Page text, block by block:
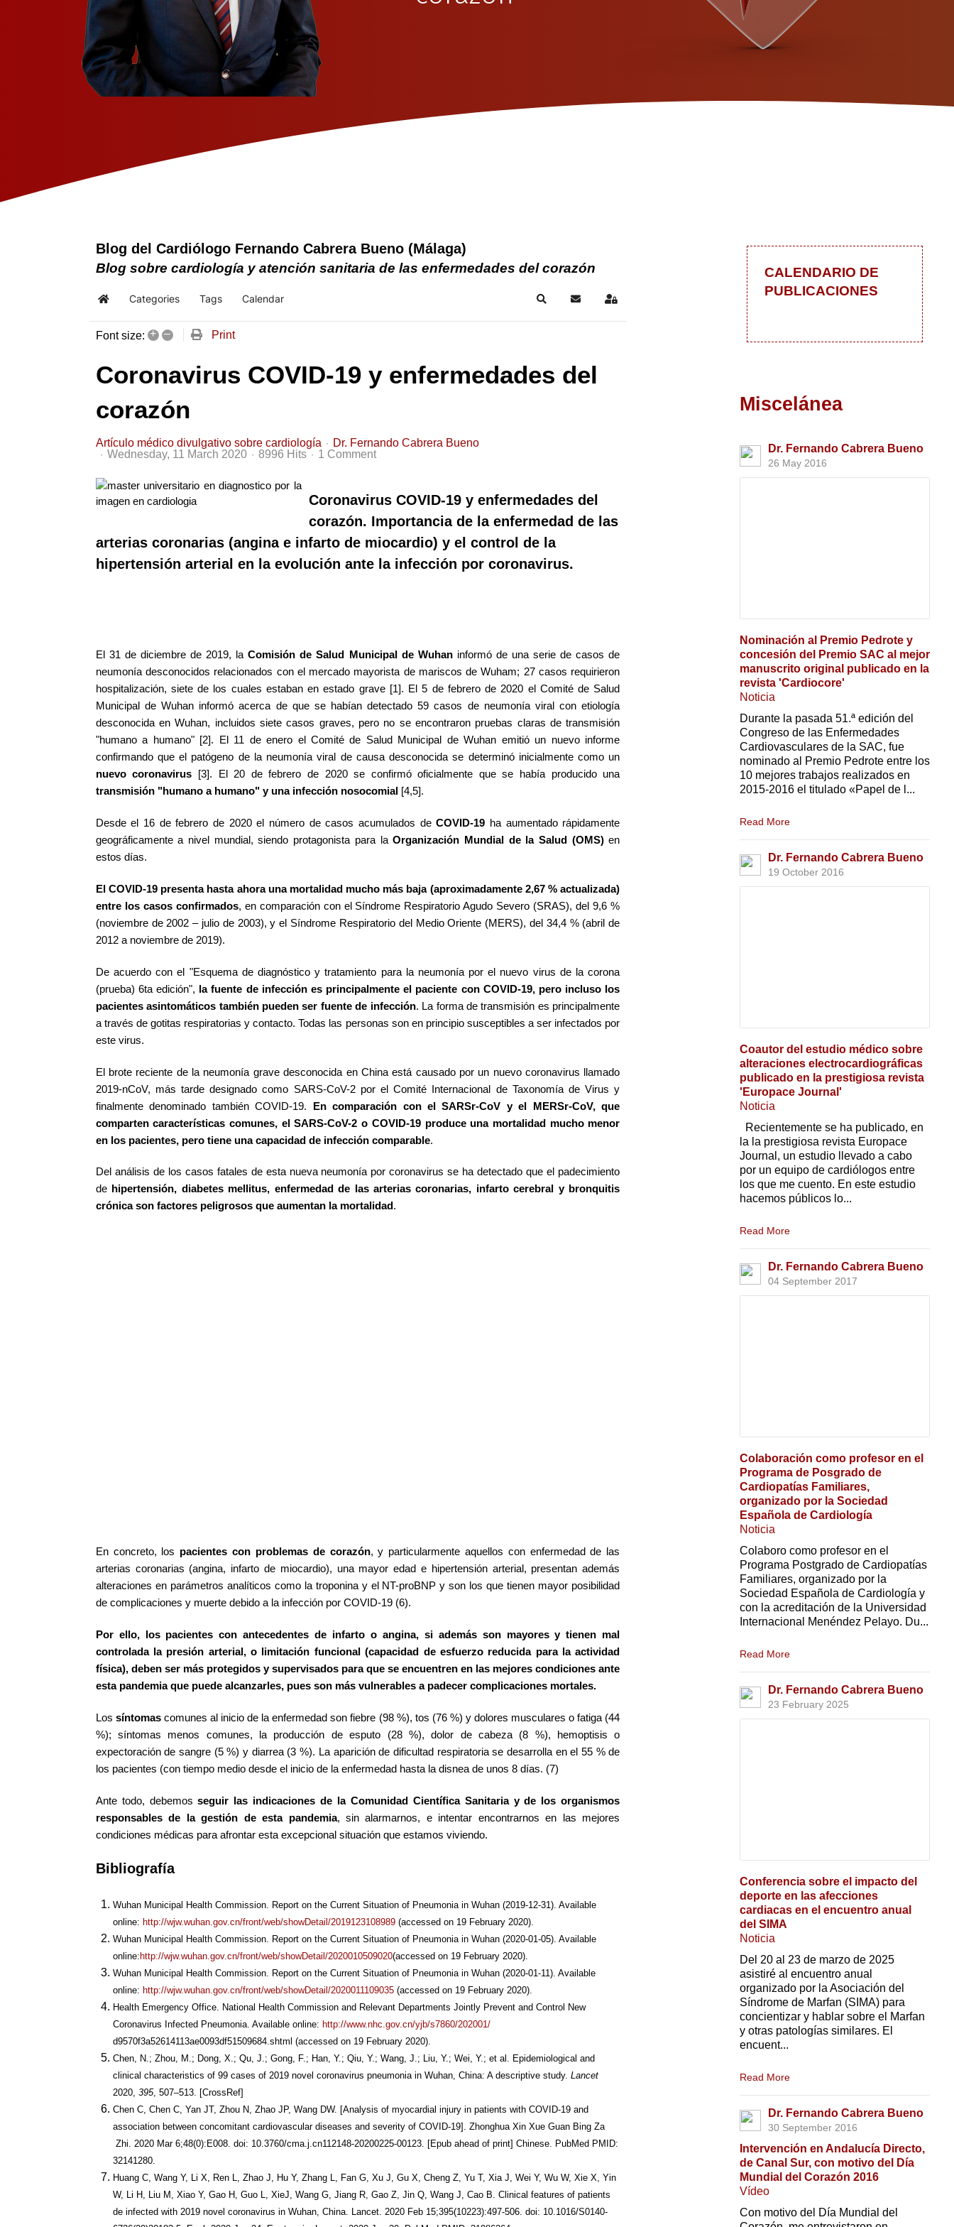
Blog del Cardiólogo Fernando Cabrera Bueno (Málaga)
Blog sobre cardiología y atención sanitaria de las enfermedades del corazón
Home Categories Tags Calendar SearchSubscribe to blog
Sign In
Font size: + – Print
Coronavirus COVID-19 y enfermedades del
corazón
Artículo médico divulgativo sobre cardiología
Dr. Fernando Cabrera Bueno
Wednesday, 11 March 2020
8996 Hits 1 Comment
Coronavirus COVID-19 y enfermedades del
corazón. Importancia de la enfermedad de las
arterias coronarias (angina e infarto de miocardio) y el control de la
hipertensión arterial en la evolución ante la infección por coronavirus.
El 31 de diciembre de 2019, laComisión de Salud Municipal de Wuhaninformó de una serie de casos de
neumonía desconocidos relacionados con el mercado mayorista de mariscos de Wuham; 27 casos requirieron
hospitalización, siete de los cuales estaban en estado grave [1]. El 5 de febrero de 2020 el Comité de Salud
Municipal de Wuhan informó acerca de que se habían detectado 59 casos de neumonía viral con etiología
desconocida en Wuhan, incluidos siete casos graves, pero no se encontraron pruebas claras de transmisión
"humano a humano" [2]. El 11 de enero el Comité de Salud Municipal de Wuhan emitió un nuevo informe
confirmando que el patógeno de la neumonía viral de causa desconocida se determinó inicialmente como un
nuevo coronavirus [3]. El 20 de febrero de 2020 se confirmó oficialmente que se había producido una
transmisión "humano a humano" y una infección nosocomial [4,5].
Desde el 16 de febrero de 2020 el número de casos acumulados deCOVID-19 ha aumentado rápidamente
geográficamente a nivel mundial, siendo protagonista para laOrganización Mundial de la Salud (OMS)en
estos días.
El COVID-19 presenta hasta ahora una mortalidad mucho más baja (aproximadamente 2,67 % actualizada)
entre los casos confirmados, en comparación con el Síndrome Respiratorio Agudo Severo (SRAS), del 9,6 %
(noviembre de 2002 – julio de 2003), y el Síndrome Respiratorio del Medio Oriente (MERS), del 34,4 % (abril de
2012 a noviembre de 2019).
De acuerdo con el "Esquema de diagnóstico y tratamiento para la neumonía por el nuevo virus de la corona
(prueba) 6ta edición",
la fuente de infección es principalmente el paciente con COVID-19, pero incluso los
pacientes asintomáticos también pueden ser fuente de infección. La forma de transmisión es principalmente
a través de gotitas respiratorias y contacto. Todas las personas son en principio susceptibles a ser infectados por
este virus.
El brote reciente de la neumonía grave desconocida en China está causado por un nuevo coronavirus llamado
2019-nCoV, más tarde designado como SARS-CoV-2 por el Comité Internacional de Taxonomía de Virus y
finalmente denominado también COVID-19. En comparación con el SARSr-CoV y el MERSr-CoV, que
comparten características comunes, el SARS-CoV-2 o COVID-19 produce una mortalidad mucho menor
en los pacientes, pero tiene una capacidad de infección comparable.
Del análisis de los casos fatales de esta nueva neumonía por coronavirus se ha detectado que el padecimiento
de hipertensión, diabetes mellitus, enfermedad de las arterias coronarias, infarto cerebral y bronquitis
crónica son factores peligrosos que aumentan la mortalidad.
En concreto, los pacientes con problemas de corazón, y particularmente aquellos con enfermedad de las
arterias coronarias (angina, infarto de miocardio), una mayor edad e hipertensión arterial, presentan además
alteraciones en parámetros analíticos como la troponina y el NT-proBNP y son los que tienen mayor posibilidad
de complicaciones y muerte debido a la infección por COVID-19 (6).
Por ello, los pacientes con antecedentes de infarto o angina, si además son mayores y tienen mal
controlada la presión arterial, o limitación funcional (capacidad de esfuerzo reducida para la actividad
física), deben ser más protegidos y supervisados para que se encuentren en las mejores condiciones ante
esta pandemia que puede alcanzarles, pues son más vulnerables a padecer complicaciones mortales.
Los síntomascomunes al inicio de la enfermedad son fiebre (98 %), tos (76 %) y dolores musculares o fatiga (44
%); síntomas menos comunes, la producción de esputo (28 %), dolor de cabeza (8 %), hemoptisis o
expectoración de sangre (5 %) y diarrea (3 %). La aparición de dificultad respiratoria se desarrolla en el 55 % de
los pacientes (con tiempo medio desde el inicio de la enfermedad hasta la disnea de unos 8 días. (7)
Ante todo, debemosseguir las indicaciones de la Comunidad Científica Sanitaria y de los organismos
responsables de la gestión de esta pandemia, sin alarmarnos, e intentar encontrarnos en las mejores
condiciones médicas para afrontar esta excepcional situación que estamos viviendo.
Bibliografía
Wuhan Municipal Health Commission. Report on the Current Situation of Pneumonia in Wuhan (2019-12-31). Available
online: http://wjw.wuhan.gov.cn/front/web/showDetail/2019123108989(accessed on 19 February 2020).
Wuhan Municipal Health Commission. Report on the Current Situation of Pneumonia in Wuhan (2020-01-05). Available
online: http://wjw.wuhan.gov.cn/front/web/showDetail/2020010509020(accessed on 19 February 2020).
Wuhan Municipal Health Commission. Report on the Current Situation of Pneumonia in Wuhan (2020-01-11). Available
online: http://wjw.wuhan.gov.cn/front/web/showDetail/2020011109035(accessed on 19 February 2020).
Health Emergency Office. National Health Commission and Relevant Departments Jointly Prevent and Control New
Coronavirus Infected Pneumonia. Available online: http://www.nhc.gov.cn/yjb/s7860/202001/
d9570f3a52614113ae0093df51509684.shtml (accessed on 19 February 2020).
Chen, N.; Zhou, M.; Dong, X.; Qu, J.; Gong, F.; Han, Y.; Qiu, Y.; Wang, J.; Liu, Y.; Wei, Y.; et al. Epidemiological and
clinical characteristics of 99 cases of 2019 novel coronavirus pneumonia in Wuhan, China: A descriptive study. Lancet
2020, 395, 507–513. [CrossRef]
Chen C, Chen C, Yan JT, Zhou N, Zhao JP, Wang DW. [Analysis of myocardial injury in patients with COVID-19 and
association between concomitant cardiovascular diseases and severity of COVID-19]. Zhonghua Xin Xue Guan Bing Za
Zhi. 2020 Mar 6;48(0):E008. doi: 10.3760/cma.j.cn112148-20200225-00123. [Epub ahead of print] Chinese. PubMed PMID:
32141280.
Huang C, Wang Y, Li X, Ren L, Zhao J, Hu Y, Zhang L, Fan G, Xu J, Gu X, Cheng Z, Yu T, Xia J, Wei Y, Wu W, Xie X, Yin
W, Li H, Liu M, Xiao Y, Gao H, Guo L, XieJ, Wang G, Jiang R, Gao Z, Jin Q, Wang J, Cao B. Clinical features of patients
de infected with 2019 novel coronavirus in Wuhan, China. Lancet. 2020 Feb 15;395(10223):497-506. doi: 10.1016/S0140-
CALENDARIO DE
PUBLICACIONES
Miscelánea
Dr. Fernando Cabrera Bueno
26 May 2016
Nominación al Premio Pedrote y
concesión del Premio SAC al mejor
manuscrito original publicado en la
revista 'Cardiocore'
Noticia
Durante la pasada 51.ª edición del
Congreso de las Enfermedades
Cardiovasculares de la SAC, fue
nominado al Premio Pedrote entre los
10 mejores trabajos realizados en
2015-2016 el titulado «Papel de l...
Read More
Dr. Fernando Cabrera Bueno
19 October 2016
Coautor del estudio médico sobre
alteraciones electrocardiográficas
publicado en la prestigiosa revista
'Europace Journal'
Noticia
Recientemente se ha publicado, en
la la prestigiosa revista Europace
Journal, un estudio llevado a cabo
por un equipo de cardiólogos entre
los que me cuento. En este estudio
hacemos públicos lo...
Read More
Dr. Fernando Cabrera Bueno
04 September 2017
Colaboración como profesor en el
Programa de Posgrado de
Cardiopatías Familiares,
organizado por la Sociedad
Española de Cardiología
Noticia
Colaboro como profesor en el
Programa Postgrado de Cardiopatías
Familiares, organizado por la
Sociedad Española de Cardiología y
con la acreditación de la Universidad
Internacional Menéndez Pelayo. Du...
Read More
Dr. Fernando Cabrera Bueno
23 February 2025
Conferencia sobre el impacto del
deporte en las afecciones
cardiacas en el encuentro anual
del SIMA
Noticia
Del 20 al 23 de marzo de 2025
asistiré al encuentro anual
organizado por la Asociación del
Síndrome de Marfan (SIMA) para
concientizar y hablar sobre el Marfan
y otras patologías similares. El
encuent...
Read More
Dr. Fernando Cabrera Bueno
30 September 2016
Intervención en Andalucía Directo,
de Canal Sur, con motivo del Día
Mundial del Corazón 2016
Vídeo
Con motivo del Día Mundial del